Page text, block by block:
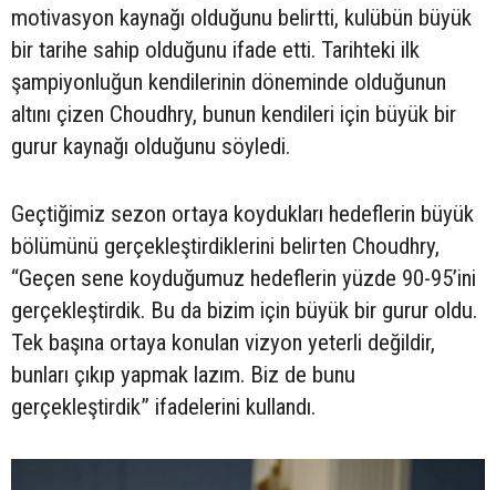
motivasyon kaynağı olduğunu belirtti, kulübün büyük
bir tarihe sahip olduğunu ifade etti. Tarihteki ilk
şampiyonluğun kendilerinin döneminde olduğunun
altını çizen Choudhry, bunun kendileri için büyük bir
gurur kaynağı olduğunu söyledi.
Geçtiğimiz sezon ortaya koydukları hedeflerin büyük
bölümünü gerçekleştirdiklerini belirten Choudhry,
“Geçen sene koyduğumuz hedeflerin yüzde 90-95’ini
gerçekleştirdik. Bu da bizim için büyük bir gurur oldu.
Tek başına ortaya konulan vizyon yeterli değildir,
bunları çıkıp yapmak lazım. Biz de bunu
gerçekleştirdik” ifadelerini kullandı.